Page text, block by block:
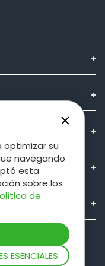
optimizar su
navegando
esta
sobre los
de
ESENCIALES